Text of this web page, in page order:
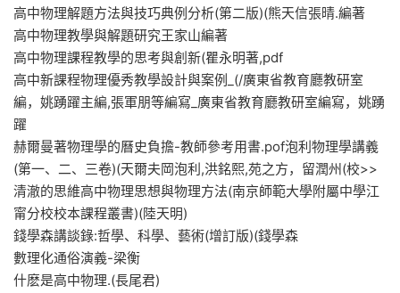
高中物理解題方法與技巧典例分析(第二版)(熊天信張晴.編著
高中物理教學與解題研究王家山編著
高中物理課程教學的思考與創新(瞿永明著,pdf
高中新課程物理優秀教學設計與案例_(/廣東省教育廳教研室
編，姚踴躍主編,張軍朋等編寫_廣東省教育廳教研室編寫，姚踴
躍
赫爾曼著物理學的曆史負擔-教師參考用書.pof泡利物理學講義
(第一、二、三卷)(天爾夫岡泡利,洪銘熙,苑之方，留潤州(校>>
清澈的思維高中物理思想與物理方法(南京師範大學附屬中學江
甯分校校本課程叢書)(陸天明)
錢學森講談錄:哲學、科學、藝術(增訂版)(錢學森
數理化通俗演義-梁衡
什麽是高中物理.(長尾君)